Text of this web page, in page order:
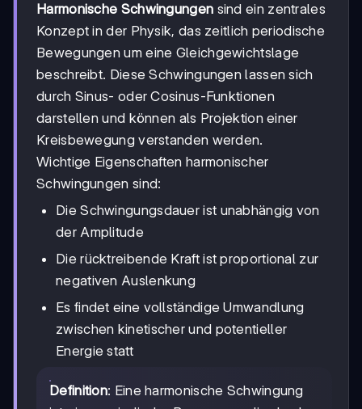
Harmonische Schwingungen sind ein zentrales
Konzept in der Physik, das zeitlich periodische
Bewegungen um eine Gleichgewichtslage
beschreibt. Diese Schwingungen lassen sich
durch Sinus- oder Cosinus-Funktionen
darstellen und können als Projektion einer
Kreisbewegung verstanden werden.
Wichtige Eigenschaften harmonischer
Schwingungen sind:
Die Schwingungsdauer ist unabhängig von
der Amplitude
Die rücktreibende Kraft ist proportional zur
negativen Auslenkung
Es findet eine vollständige Umwandlung
zwischen kinetischer und potentieller
Energie statt
Definition: Eine harmonische Schwingung